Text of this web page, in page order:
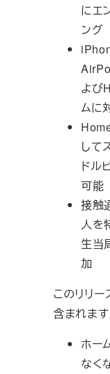
にエ
ング
よび
ムに
して
ドル
可能
接触
人を
生当
加
このリリ
含まれま
ホー
なく